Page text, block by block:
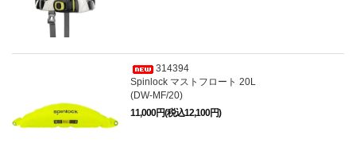
314394
Spinlock マストフロート 20L
(DW-MF/20)
11,000円(税込12,100円)